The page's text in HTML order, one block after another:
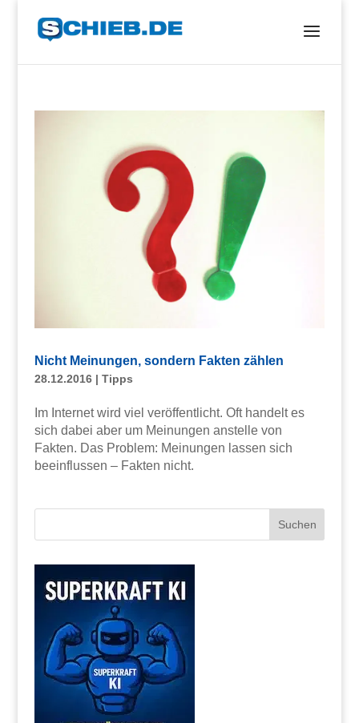
Nicht Meinungen, sondern Fakten zählen
28.12.2016| Tipps
Im Internet wird viel veröffentlicht. Oft handelt es
sich dabei aber um Meinungen anstelle von
Fakten. Das Problem: Meinungen lassen sich
beeinflussen – Fakten nicht.